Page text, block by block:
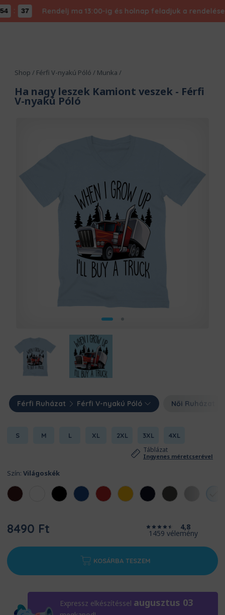
: 36 Rendelj ma 13:00-ig és holnap feladjuk a rendelésed
Shop / Férfi V-nyakú Póló / Munka /
Ha nagy leszek Kamiont veszek - Férfi
V-nyakú Póló
Férfi Ruházat Férfi V-nyakú Póló Női Ruházat
S M L XL 2XL 3XL 4XL
Táblázat
Ingyenes méretcserével
Szín: Világoskék
8490 Ft 4,8
1459 vélemény
KOSÁRBA TESZEM
Expressz elkészítéssel augusztus 03